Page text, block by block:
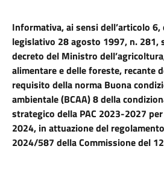
Informativa,ai sensi dell’articolo
legislativo 28 agosto 1997, n. 281,
decreto del Ministro
alimentare e delle foreste, recante
requisito della norma Buona
ambientale (BCAA) 8 della
strategico della PAC 2023-2027
2024, in attuazione del
2024/587 della Commissione del